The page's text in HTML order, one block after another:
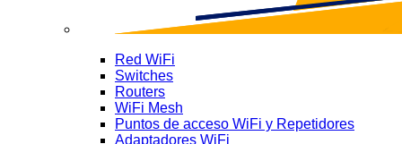
Red WiFi
Switches
Routers
WiFi Mesh
Puntos de acceso WiFi y Repetidores
Adaptadores WiFi